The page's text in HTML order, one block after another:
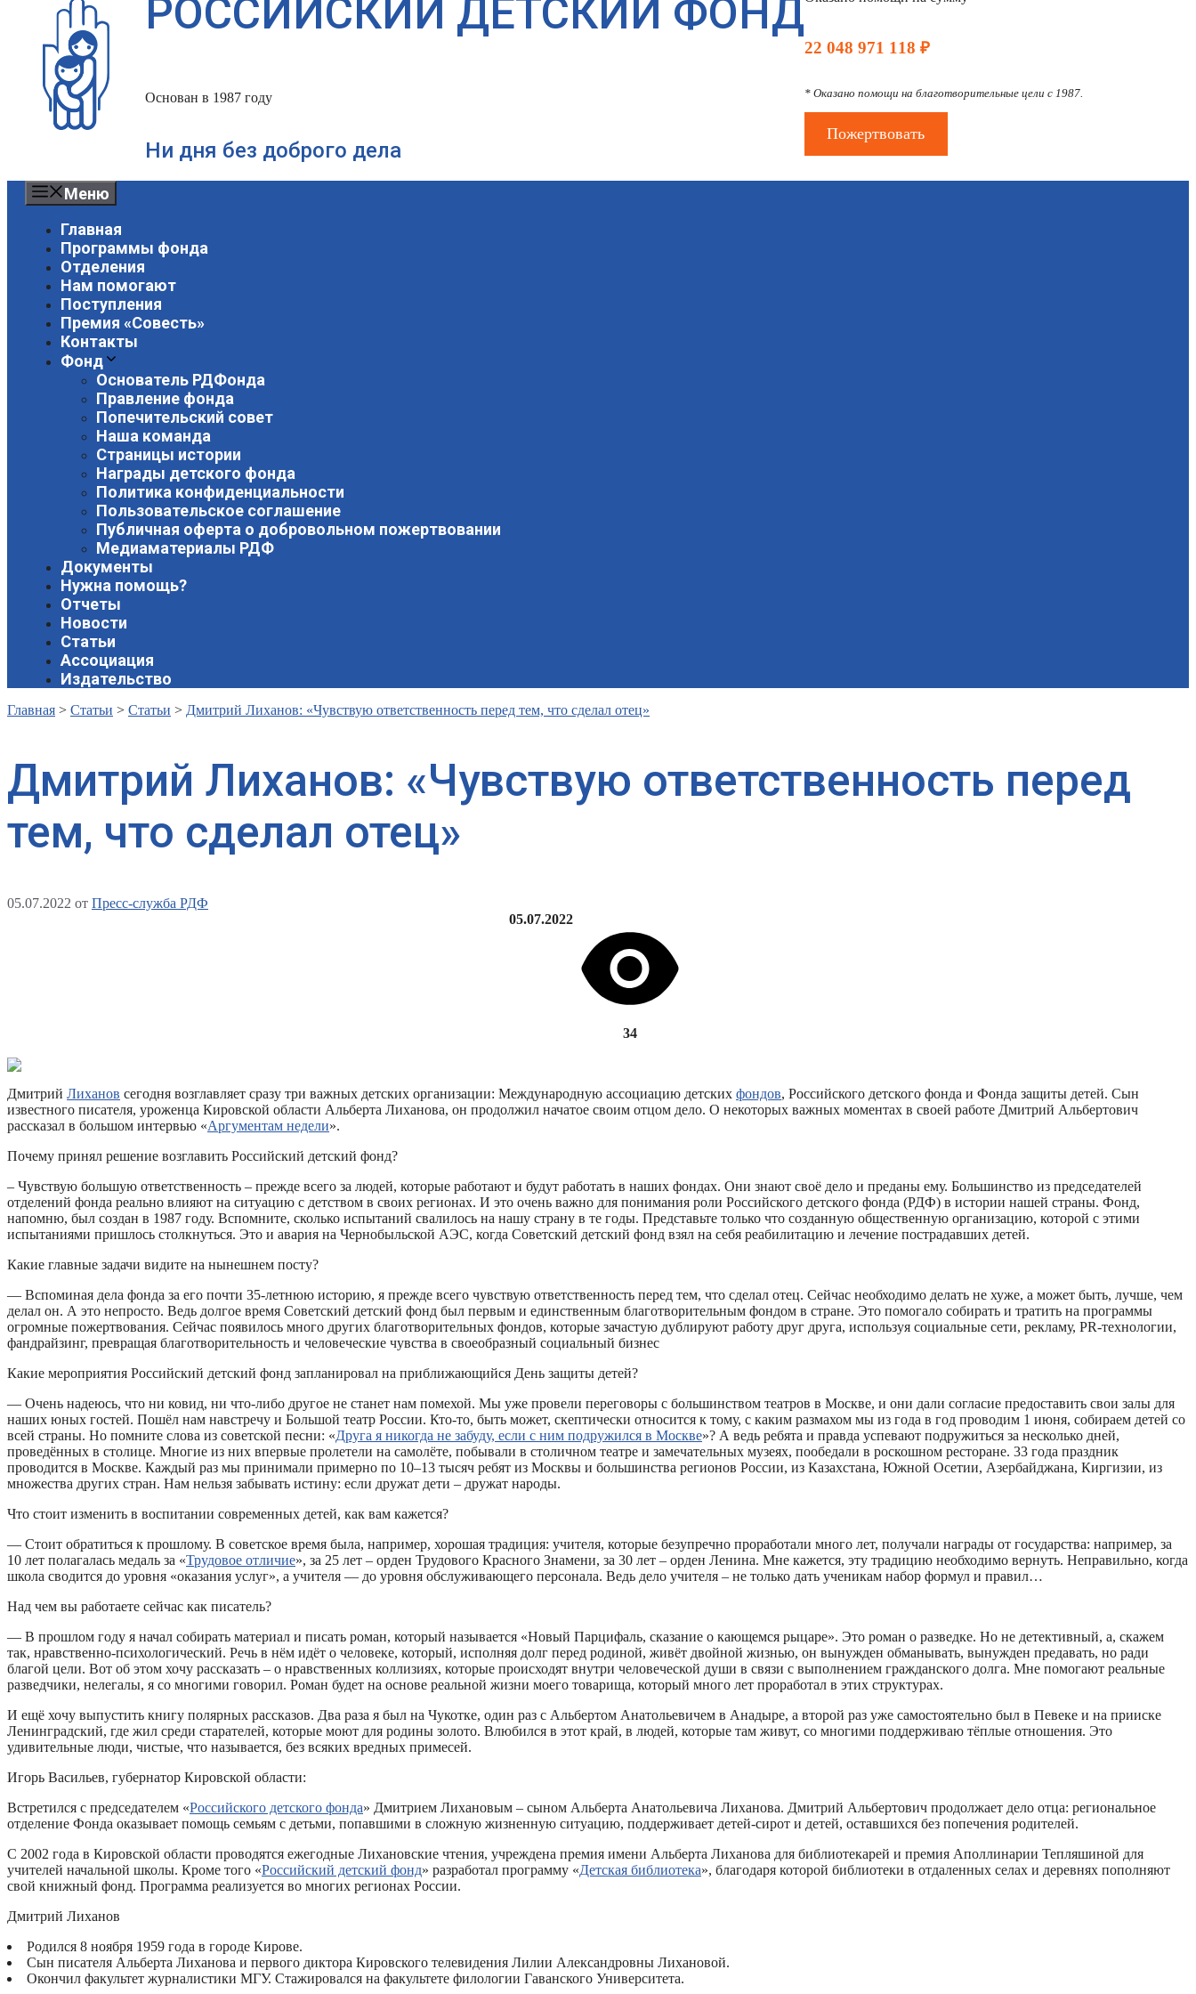
РОССИЙСКИЙ ДЕТСКИЙ ФОНД
Основан в 1987 году
Ни дня без доброго дела
22 048 971 118 ₽
* Оказано помощи на благотворительные цели с 1987.
Пожертвовать
Меню
Главная
Программы фонда
Отделения
Нам помогают
Поступления
Премия «Совесть»
Контакты
Фонд
Основатель РДФонда
Правление фонда
Попечительский совет
Наша команда
Страницы истории
Награды детского фонда
Политика конфиденциальности
Пользовательское соглашение
Публичная оферта о добровольном пожертвовании
Медиаматериалы РДФ
Документы
Нужна помощь?
Отчеты
Новости
Статьи
Ассоциация
Издательство
Главная > Статьи > Статьи > Дмитрий Лиханов: «Чувствую ответственность перед тем, что сделал отец»
Дмитрий Лиханов: «Чувствую ответственность перед
тем, что сделал отец»
05.07.2022 от Пресс-служба РДФ
05.07.2022
34
Дмитрий Лиханов сегодня возглавляет сразу три важных детских организации: Международную ассоциацию детских фондов, Российского детского фонда и Фонда защиты детей. Сын
известного писателя, уроженца Кировской области Альберта Лиханова, он продолжил начатое своим отцом дело. О некоторых важных моментах в своей работе Дмитрий Альбертович
рассказал в большом интервью «Аргументам недели».
Почему принял решение возглавить Российский детский фонд?
– Чувствую большую ответственность – прежде всего за людей, которые работают и будут работать в наших фондах. Они знают своё дело и преданы ему. Большинство из председателей
отделений фонда реально влияют на ситуацию с детством в своих регионах. И это очень важно для понимания роли Российского детского фонда (РДФ) в истории нашей страны. Фонд,
напомню, был создан в 1987 году. Вспомните, сколько испытаний свалилось на нашу страну в те годы. Представьте только что созданную общественную организацию, которой с этими
испытаниями пришлось столкнуться. Это и авария на Чернобыльской АЭС, когда Советский детский фонд взял на себя реабилитацию и лечение пострадавших детей.
Какие главные задачи видите на нынешнем посту?
— Вспоминая дела фонда за его почти 35-летнюю историю, я прежде всего чувствую ответственность перед тем, что сделал отец. Сейчас необходимо делать не хуже, а может быть, лучше, чем
делал он. А это непросто. Ведь долгое время Советский детский фонд был первым и единственным благотворительным фондом в стране. Это помогало собирать и тратить на программы
огромные пожертвования. Сейчас появилось много других благотворительных фондов, которые зачастую дублируют работу друг друга, используя социальные сети, рекламу, PR-технологии,
фандрайзинг, превращая благотворительность и человеческие чувства в своеобразный социальный бизнес
Какие мероприятия Российский детский фонд запланировал на приближающийся День защиты детей?
— Очень надеюсь, что ни ковид, ни что-либо другое не станет нам помехой. Мы уже провели переговоры с большинством театров в Москве, и они дали согласие предоставить свои залы для
наших юных гостей. Пошёл нам навстречу и Большой театр России. Кто-то, быть может, скептически относится к тому, с каким размахом мы из года в год проводим 1 июня, собираем детей со
всей страны. Но помните слова из советской песни: «Друга я никогда не забуду, если с ним подружился в Москве»? А ведь ребята и правда успевают подружиться за несколько дней,
проведённых в столице. Многие из них впервые пролетели на самолёте, побывали в столичном театре и замечательных музеях, пообедали в роскошном ресторане. 33 года праздник
проводится в Москве. Каждый раз мы принимали примерно по 10–13 тысяч ребят из Москвы и большинства регионов России, из Казахстана, Южной Осетии, Азербайджана, Киргизии, из
множества других стран. Нам нельзя забывать истину: если дружат дети – дружат народы.
Что стоит изменить в воспитании современных детей, как вам кажется?
— Стоит обратиться к прошлому. В советское время была, например, хорошая традиция: учителя, которые безупречно проработали много лет, получали награды от государства: например, за
10 лет полагалась медаль за «Трудовое отличие», за 25 лет – орден Трудового Красного Знамени, за 30 лет – орден Ленина. Мне кажется, эту традицию необходимо вернуть. Неправильно, когда
школа сводится до уровня «оказания услуг», а учителя — до уровня обслуживающего персонала. Ведь дело учителя – не только дать ученикам набор формул и правил…
Над чем вы работаете сейчас как писатель?
— В прошлом году я начал собирать материал и писать роман, который называется «Новый Парцифаль, сказание о кающемся рыцаре». Это роман о разведке. Но не детективный, а, скажем
так, нравственно-психологический. Речь в нём идёт о человеке, который, исполняя долг перед родиной, живёт двойной жизнью, он вынужден обманывать, вынужден предавать, но ради
благой цели. Вот об этом хочу рассказать – о нравственных коллизиях, которые происходят внутри человеческой души в связи с выполнением гражданского долга. Мне помогают реальные
разведчики, нелегалы, я со многими говорил. Роман будет на основе реальной жизни моего товарища, который много лет проработал в этих структурах.
И ещё хочу выпустить книгу полярных рассказов. Два раза я был на Чукотке, один раз с Альбертом Анатольевичем в Анадыре, а второй раз уже самостоятельно был в Певеке и на прииске
Ленинградский, где жил среди старателей, которые моют для родины золото. Влюбился в этот край, в людей, которые там живут, со многими поддерживаю тёплые отношения. Это
удивительные люди, чистые, что называется, без всяких вредных примесей.
Игорь Васильев, губернатор Кировской области:
Встретился с председателем «Российского детского фонда» Дмитрием Лихановым – сыном Альберта Анатольевича Лиханова. Дмитрий Альбертович продолжает дело отца: региональное
отделение Фонда оказывает помощь семьям с детьми, попавшими в сложную жизненную ситуацию, поддерживает детей-сирот и детей, оставшихся без попечения родителей.
С 2002 года в Кировской области проводятся ежегодные Лихановские чтения, учреждена премия имени Альберта Лиханова для библиотекарей и премия Аполлинарии Тепляшиной для
учителей начальной школы. Кроме того «Российский детский фонд» разработал программу «Детская библиотека», благодаря которой библиотеки в отдаленных селах и деревнях пополняют
свой книжный фонд. Программа реализуется во многих регионах России.
Дмитрий Лиханов
Родился 8 ноября 1959 года в городе Кирове.
Сын писателя Альберта Лиханова и первого диктора Кировского телевидения Лилии Александровны Лихановой.
Окончил факультет журналистики МГУ. Стажировался на факультете филологии Гаванского Университета.